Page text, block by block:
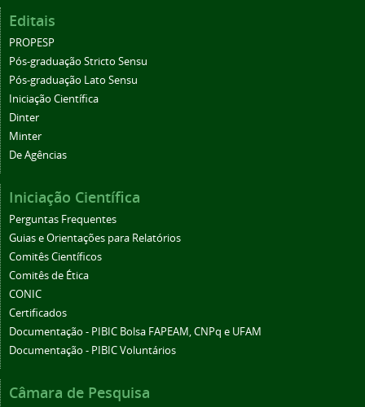
Editais
PROPESP
Pós-graduação Stricto Sensu
Pós-graduação Lato Sensu
Iniciação Científica
Dinter
Minter
De Agências
Iniciação Científica
Perguntas Frequentes
Guias e Orientações para Relatórios
Comitês Científicos
Comitês de Ética
CONIC
Certificados
Documentação - PIBIC Bolsa FAPEAM, CNPq e UFAM
Documentação - PIBIC Voluntários
Câmara de Pesquisa